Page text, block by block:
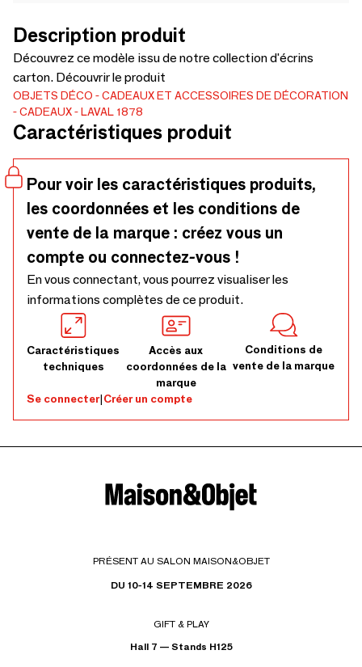
Description produit
Découvrez ce modèle issu de notre collection d'écrins
carton. Découvrir le produit
OBJETS DÉCO
CADEAUX ET ACCESSOIRES DE DÉCORATION
CADEAUX
LAVAL 1878
Caractéristiques produit
Pour voir les caractéristiques produits,
les coordonnées et les conditions de
vente de la marque : créez vous un
compte ou connectez-vous !
En vous connectant, vous pourrez visualiser les
informations complètes de ce produit.
Caractéristiques
techniques
Accès aux
coordonnées de la
marque
Conditions de
vente de la marque
Se connecter|Créer un compte
PRÉSENT AU SALON MAISON&OBJET
DU 10-14 SEPTEMBRE 2026
GIFT & PLAY
Hall 7 — Stands H125